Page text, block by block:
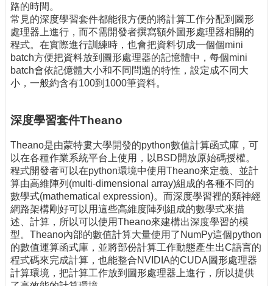
路的時間。
常見的深度學習套件都能很方便的將計算工作分配到圖形
處理器上進行，而不需開發者撰寫額外圖形處理器相關的
程式。在實際進行訓練時，也會把資料切成一個個mini
batch方便把資料放到圖形處理器的記憶體中，每個mini
batch會依記億體大小和不同問題的特性，設定成不同大
小，一般約含有100到1000筆資料。
深度學習套件Theano
Theano是由蒙特婁大學開發的python數值計算函式庫，可
以在各種作業系統平台上使用，以BSD開放原始碼授權。
程式開發者可以在python環境中使用Theano來定義、並計
算由高維陣列(multi-dimensional array)組成的各種不同的
數學式(mathematical expression)。而深度學習裡的類神經
網路架構剛好可以用這些高維度陣列組成的數學式來描
述、計算，所以可以使用Theano來建構出深度學習的模
型。Theano內部的數值計算大量使用了NumPy這個python
的數值運算函式庫，並將部份計算工作動態產生出C語言的
程式碼來完成計算，也能整合NVIDIA的CUDA圖形處理器
計算環境，把計算工作放到圖形處理器上進行，所以提供